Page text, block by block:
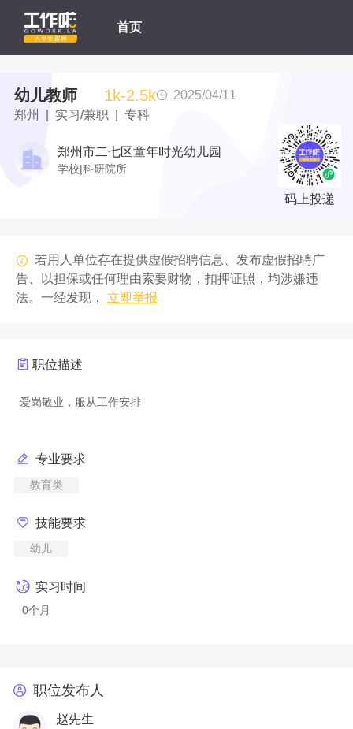
首页
幼儿教师 1k-2.5k
2025/04/11
郑州 | 实习/兼职 | 专科
郑州市二七区童年时光幼儿园
学校|科研院所
码上投递
若用人单位存在提供虚假招聘信息、发布虚假招聘广
告、以担保或任何理由索要财物，扣押证照，均涉嫌违
法。一经发现，
立即举报
职位描述
专业要求
教育类
技能要求
幼儿
实习时间
0个月
职位发布人
赵先生